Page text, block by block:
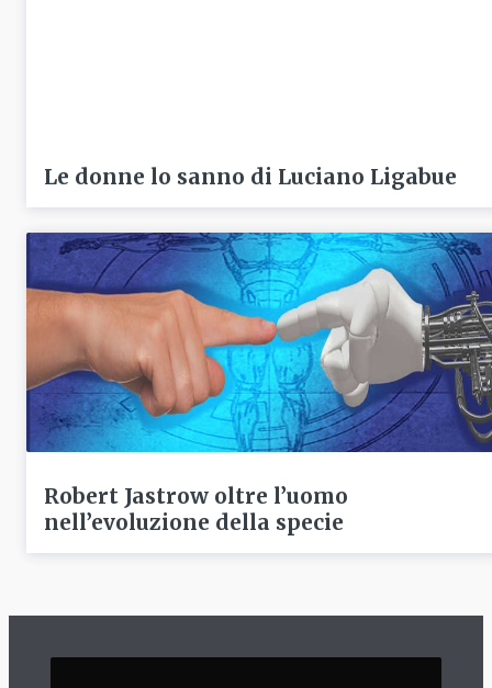
Le donne lo sanno di Luciano Ligabue
Robert Jastrow oltre l’uomo
nell’evoluzione della specie